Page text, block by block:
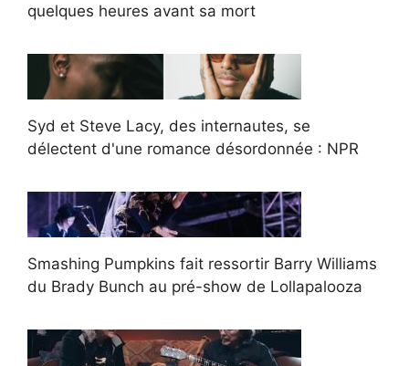
quelques heures avant sa mort
Syd et Steve Lacy, des internautes, se
délectent d'une romance désordonnée : NPR
Smashing Pumpkins fait ressortir Barry Williams
du Brady Bunch au pré-show de Lollapalooza